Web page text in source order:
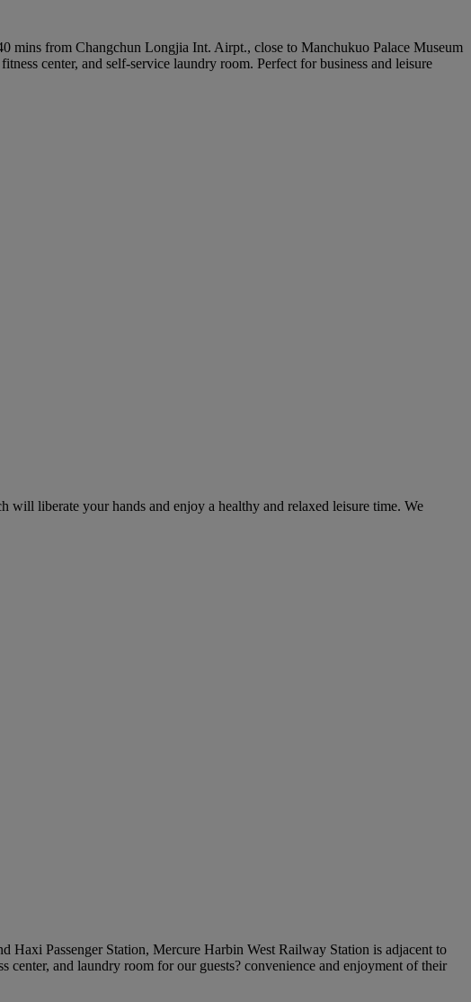
mins from Changchun Longjia Int. Airpt., close to Manchukuo Palace Museum
center, and self-service laundry room. Perfect for business and leisure
liberate your hands and enjoy a healthy and relaxed leisure time. We
Passenger Station, Mercure Harbin West Railway Station is adjacent to
and laundry room for our guests? convenience and enjoyment of their